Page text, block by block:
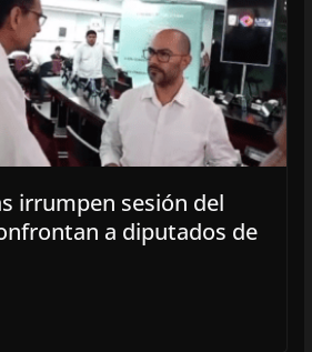
irrumpen sesión del
a diputados de